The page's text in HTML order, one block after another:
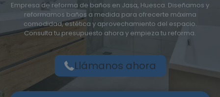
Empresa de reforma de baños en Jasa, Huesca. Diseñamos y
reformamos baños a medida para ofrecerte máxima
comodidad, estética y aprovechamiento del espacio.
Consulta tu presupuesto ahora y empieza tu reforma.
Llámanos ahora